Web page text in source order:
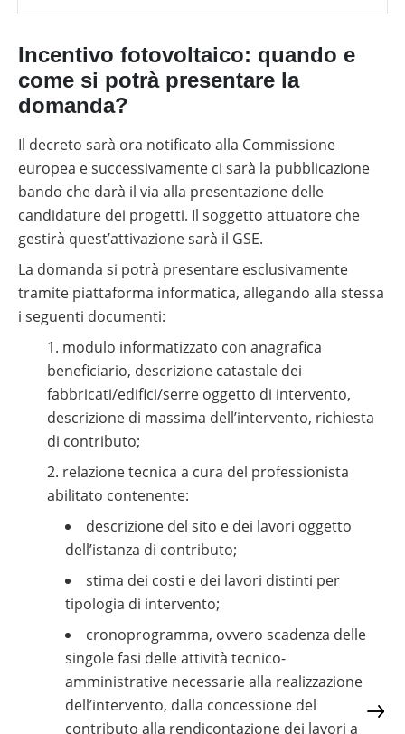
Incentivo fotovoltaico: quando e
come si potrà presentare la
domanda?
Il decreto sarà ora notificato alla Commissione
europea e successivamente ci sarà la pubblicazione
bando che darà il via alla presentazione delle
candidature dei progetti. Il soggetto attuatore che
gestirà quest’attivazione sarà il GSE.
La domanda si potrà presentare esclusivamente
tramite piattaforma informatica, allegando alla stessa
i seguenti documenti:
modulo informatizzato con anagrafica
beneficiario, descrizione catastale dei
fabbricati/edifici/serre oggetto di intervento,
descrizione di massima dell’intervento, richiesta
di contributo;
relazione tecnica a cura del professionista
abilitato contenente:
descrizione del sito e dei lavori oggetto
dell’istanza di contributo;
stima dei costi e dei lavori distinti per
tipologia di intervento;
cronoprogramma, ovvero scadenza delle
singole fasi delle attività tecnico-
amministrative necessarie alla realizzazione
dell’intervento, dalla concessione del
contributo alla rendicontazione dei lavori a